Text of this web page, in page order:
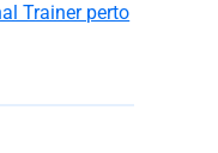
Trainer perto